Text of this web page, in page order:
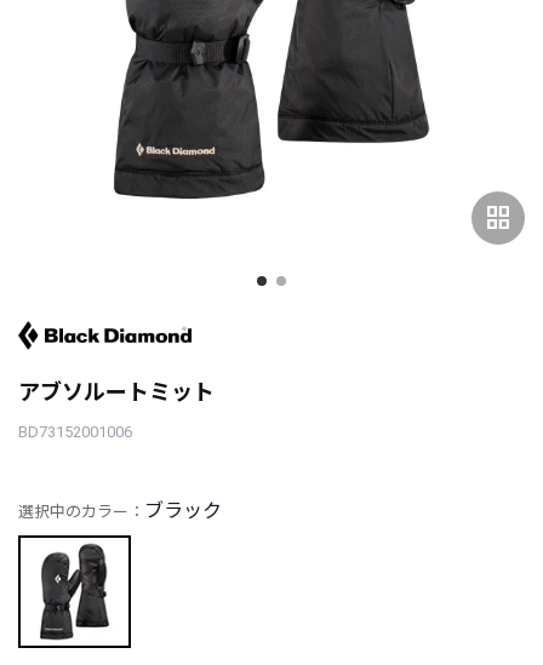
grid_view
アブソルートミット
BD73152001006
選択中のカラー： ブラック